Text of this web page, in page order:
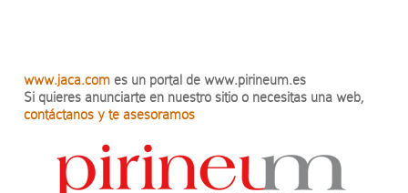
www.jaca.com es un portal de www.pirineum.es
Si quieres anunciarte en nuestro sitio o necesitas una web,
contáctanos y te asesoramos